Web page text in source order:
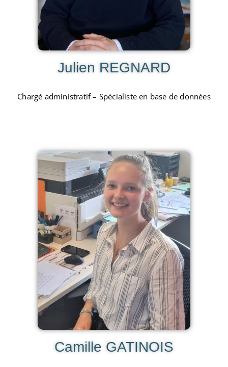
Julien REGNARD
Chargé administratif – Spécialiste en base de données
Camille GATINOIS